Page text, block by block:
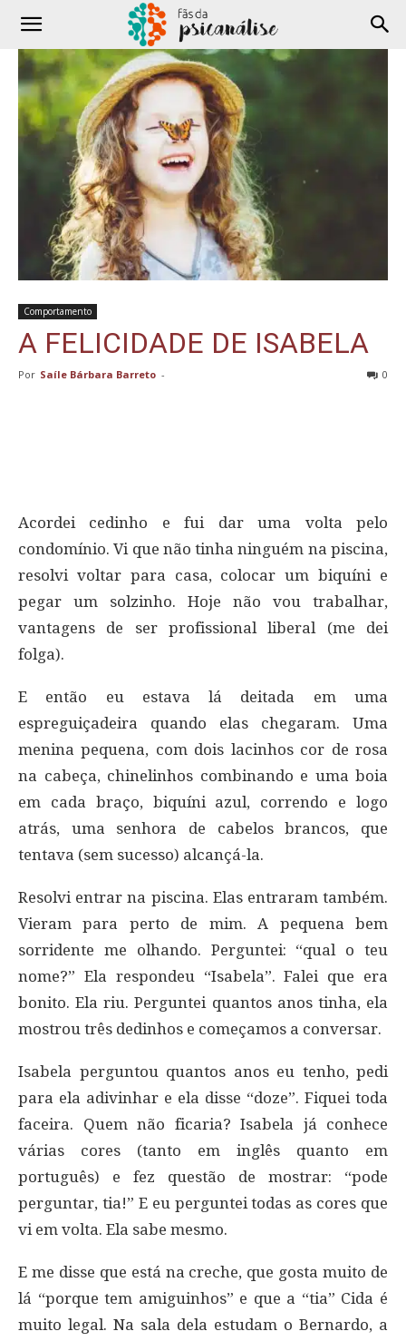
Comportamento
A FELICIDADE DE ISABELA
Por Saíle Bárbara Barreto - 0
Acordei cedinho e fui dar uma volta pelo
condomínio. Vi que não tinha ninguém na piscina,
resolvi voltar para casa, colocar um biquíni e
pegar um solzinho. Hoje não vou trabalhar,
vantagens de ser profissional liberal (me dei
folga).
E então eu estava lá deitada em uma
espreguiçadeira quando elas chegaram. Uma
menina pequena, com dois lacinhos cor de rosa
na cabeça, chinelinhos combinando e uma boia
em cada braço, biquíni azul, correndo e logo
atrás, uma senhora de cabelos brancos, que
tentava (sem sucesso) alcançá-la.
Resolvi entrar na piscina. Elas entraram também.
Vieram para perto de mim. A pequena bem
sorridente me olhando. Perguntei: “qual o teu
nome?” Ela respondeu “Isabela”. Falei que era
bonito. Ela riu. Perguntei quantos anos tinha, ela
mostrou três dedinhos e começamos a conversar.
Isabela perguntou quantos anos eu tenho, pedi
para ela adivinhar e ela disse “doze”. Fiquei toda
faceira. Quem não ficaria? Isabela já conhece
várias cores (tanto em inglês quanto em
português) e fez questão de mostrar: “pode
perguntar, tia!” E eu perguntei todas as cores que
vi em volta. Ela sabe mesmo.
E me disse que está na creche, que gosta muito de
lá “porque tem amiguinhos” e que a “tia” Cida é
muito legal. Na sala dela estudam o Bernardo, a